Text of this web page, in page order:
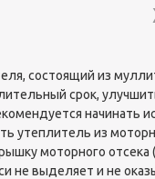
состоящий из
срок,
начинать
утеплитель из
моторного
выделяет и не